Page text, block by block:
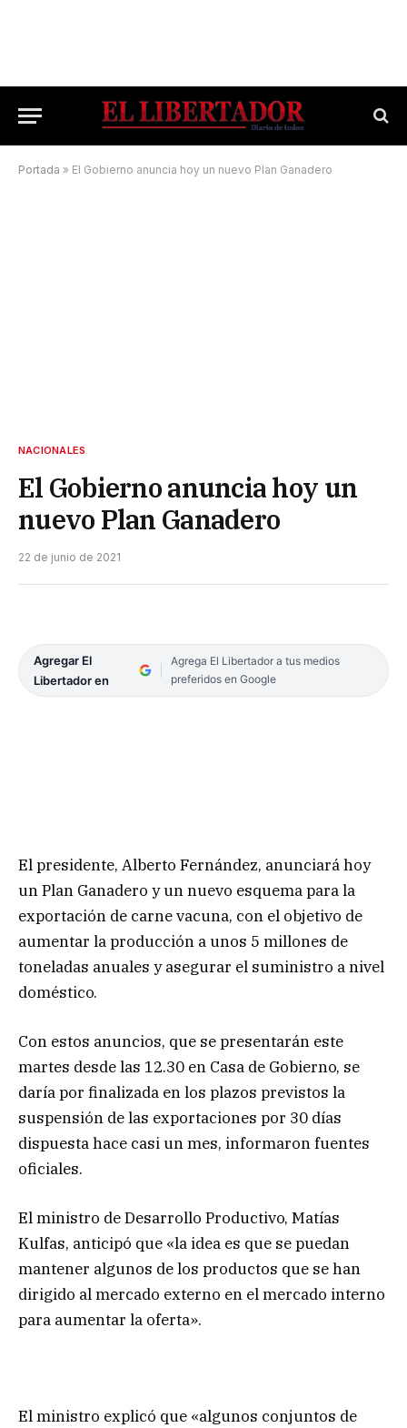
Portada » El Gobierno anuncia hoy un nuevo Plan Ganadero
NACIONALES
El Gobierno anuncia hoy un
nuevo Plan Ganadero
22 de junio de 2021
Agregar El
Libertador en
Agrega El Libertador a tus medios
preferidos en Google
El presidente, Alberto Fernández, anunciará hoy
un Plan Ganadero y un nuevo esquema para la
exportación de carne vacuna, con el objetivo de
aumentar la producción a unos 5 millones de
toneladas anuales y asegurar el suministro a nivel
doméstico.
Con estos anuncios, que se presentarán este
martes desde las 12.30 en Casa de Gobierno, se
daría por finalizada en los plazos previstos la
suspensión de las exportaciones por 30 días
dispuesta hace casi un mes, informaron fuentes
oficiales.
El ministro de Desarrollo Productivo, Matías
Kulfas, anticipó que «la idea es que se puedan
mantener algunos de los productos que se han
dirigido al mercado externo en el mercado interno
para aumentar la oferta».
El ministro explicó que «algunos conjuntos de